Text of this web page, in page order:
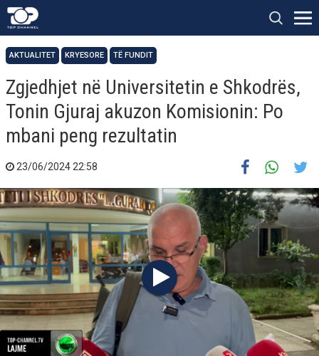
AKTUALITET KRYESORE TË FUNDIT
Zgjedhjet në Universitetin e Shkodrës,
Tonin Gjuraj akuzon Komisionin: Po
mbani peng rezultatin
23/06/2024 22:58